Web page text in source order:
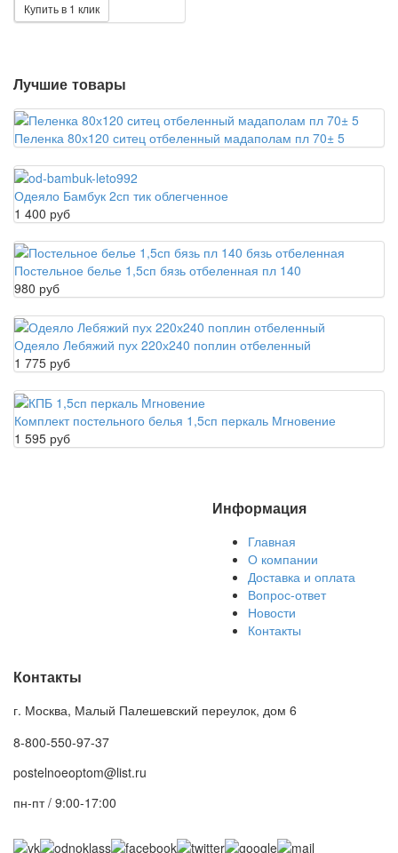
Купить в 1 клик
Лучшие товары
Пеленка 80х120 ситец отбеленный мадаполам пл 70± 5
Одеяло Бамбук 2сп тик облегченное
1 400 руб
Постельное белье 1,5сп бязь отбеленная пл 140
980 руб
Одеяло Лебяжий пух 220х240 поплин отбеленный
1 775 руб
Комплект постельного белья 1,5сп перкаль Мгновение
1 595 руб
Информация
Главная
О компании
Доставка и оплата
Вопрос-ответ
Новости
Контакты
Контакты
г. Москва, Малый Палешевский переулок, дом 6
8-800-550-97-37
postelnoeoptom@list.ru
пн-пт / 9:00-17:00